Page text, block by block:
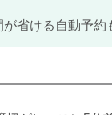
が省ける自動予約